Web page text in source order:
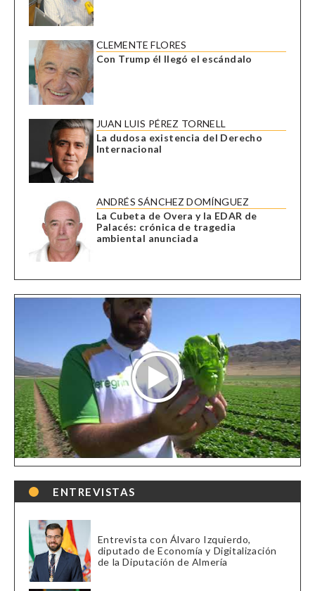
CLEMENTE FLORES
Con Trump él llegó el escándalo
JUAN LUIS PÉREZ TORNELL
La dudosa existencia del Derecho
Internacional
ANDRÉS SÁNCHEZ DOMÍNGUEZ
La Cubeta de Overa y la EDAR de
Palacés: crónica de tragedia
ambiental anunciada
ENTREVISTAS
Entrevista con Álvaro Izquierdo,
diputado de Economía y Digitalización
de la Diputación de Almería